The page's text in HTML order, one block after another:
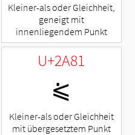
Kleiner-als oder Gleichheit,
geneigt mit
innenliegendem Punkt
U+2A81
⪁
Kleiner-als oder Gleichheit
mit übergesetztem Punkt